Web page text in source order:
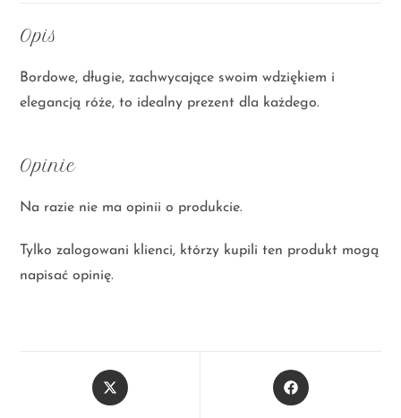
Opis
Bordowe, długie, zachwycające swoim wdziękiem i
elegancją róże, to idealny prezent dla każdego.
Opinie
Na razie nie ma opinii o produkcie.
Tylko zalogowani klienci, którzy kupili ten produkt mogą
napisać opinię.